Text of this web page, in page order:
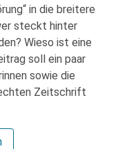
in die breitere
steckt hinter
Wieso ist eine
soll ein paar
sowie die
Zeitschrift